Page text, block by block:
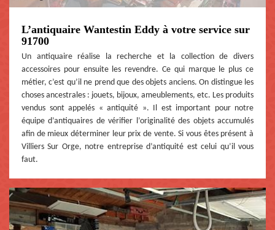
L’antiquaire Wantestin Eddy à votre service sur
91700
Un antiquaire réalise la recherche et la collection de divers
accessoires pour ensuite les revendre. Ce qui marque le plus ce
métier, c’est qu’il ne prend que des objets anciens. On distingue les
choses ancestrales : jouets, bijoux, ameublements, etc. Les produits
vendus sont appelés « antiquité ». Il est important pour notre
équipe d’antiquaires de vérifier l’originalité des objets accumulés
afin de mieux déterminer leur prix de vente. Si vous êtes présent à
Villiers Sur Orge, notre entreprise d’antiquité est celui qu’il vous
faut.